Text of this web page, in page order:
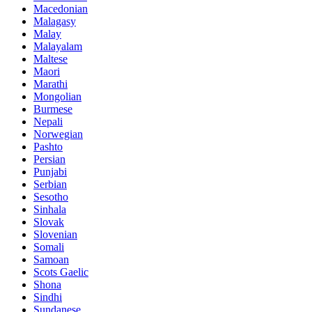
Macedonian
Malagasy
Malay
Malayalam
Maltese
Maori
Marathi
Mongolian
Burmese
Nepali
Norwegian
Pashto
Persian
Punjabi
Serbian
Sesotho
Sinhala
Slovak
Slovenian
Somali
Samoan
Scots Gaelic
Shona
Sindhi